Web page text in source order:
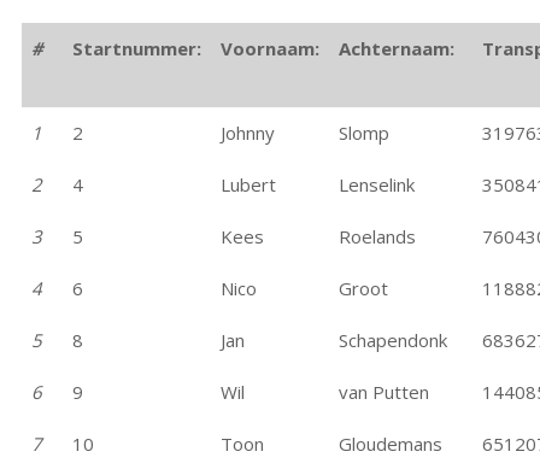
# Startnummer: Voornaam: Achternaam:
1 2 Johnny Slomp
2 4 Lubert Lenselink
3 5 Kees Roelands
4 6 Nico Groot
5 8 Jan Schapendonk
6 9 Wil van Putten
7 10 Toon Gloudemans